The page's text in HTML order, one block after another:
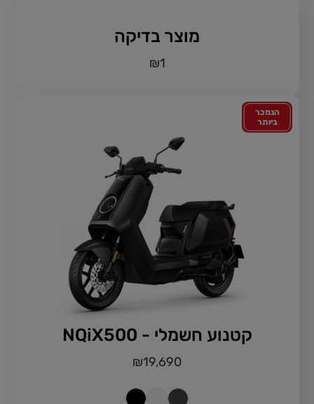
מוצר בדיקה
₪1
הנמכר
ביותר
קטנוע חשמלי - NQiX500
₪19,690